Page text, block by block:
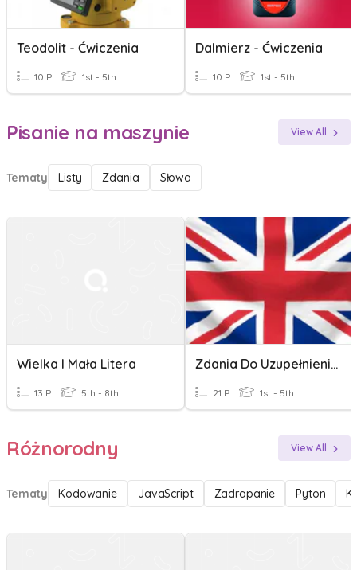
Teodolit - Ćwiczenia
10 P 1st - 5th
Dalmierz - Ćwiczenia
10 P 1st - 5th
Pisanie na maszynie View All
Tematy Listy Zdania Słowa
Wielka I Mała Litera
13 P 5th - 8th
Zdania Do Uzupełnienia-Angielski
21 P 1st - 5th
Różnorodny View All
Tematy Kodowanie JavaScript Zadrapanie Pyton